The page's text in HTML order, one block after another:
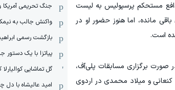
مستحکم پرسپولیس به لیست
باقی مانده، اما هنوز حضور او در
است.
صورت برگزاری مسابقات پلی‌آف،
و میلاد محمدی در اردوی
جنگ تحریمی
واکنش جالب به
بازگشت رسمی
پیاتزا با یک
گل تماشایی
امید عالیشاه با